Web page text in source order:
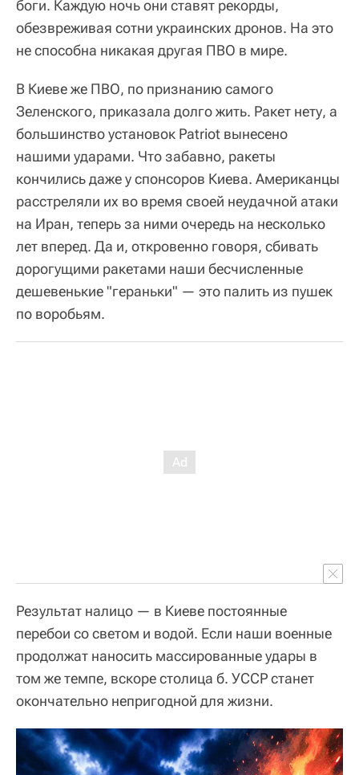
боги. Каждую ночь они ставят рекорды,
обезвреживая сотни украинских дронов. На это
не способна никакая другая ПВО в мире.
В Киеве же ПВО, по признанию самого
Зеленского, приказала долго жить. Ракет нету, а
большинство установок Patriot вынесено
нашими ударами. Что забавно, ракеты
кончились даже у спонсоров Киева. Американцы
расстреляли их во время своей неудачной атаки
на Иран, теперь за ними очередь на несколько
лет вперед. Да и, откровенно говоря, сбивать
дорогущими ракетами наши бесчисленные
дешевенькие "гераньки" — это палить из пушек
по воробьям.
Результат налицо — в Киеве постоянные
перебои со светом и водой. Если наши военные
продолжат наносить массированные удары в
том же темпе, вскоре столица б. УССР станет
окончательно непригодной для жизни.